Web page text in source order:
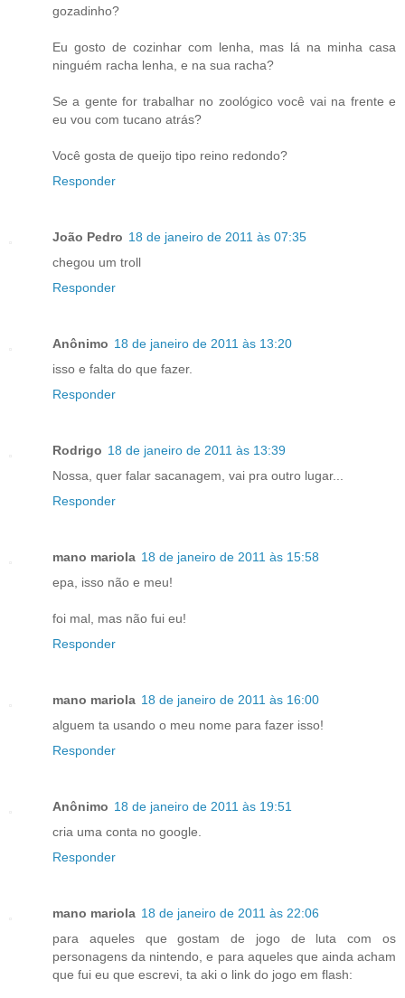
gozadinho?
Eu gosto de cozinhar com lenha, mas lá na minha casa
ninguém racha lenha, e na sua racha?
Se a gente for trabalhar no zoológico você vai na frente e
eu vou com tucano atrás?
Você gosta de queijo tipo reino redondo?
Responder
João Pedro 18 de janeiro de 2011 às 07:35
chegou um troll
Responder
Anônimo 18 de janeiro de 2011 às 13:20
isso e falta do que fazer.
Responder
Rodrigo 18 de janeiro de 2011 às 13:39
Nossa, quer falar sacanagem, vai pra outro lugar...
Responder
mano mariola 18 de janeiro de 2011 às 15:58
epa, isso não e meu!
foi mal, mas não fui eu!
Responder
mano mariola 18 de janeiro de 2011 às 16:00
alguem ta usando o meu nome para fazer isso!
Responder
Anônimo 18 de janeiro de 2011 às 19:51
cria uma conta no google.
Responder
mano mariola 18 de janeiro de 2011 às 22:06
para aqueles que gostam de jogo de luta com os
personagens da nintendo, e para aqueles que ainda acham
que fui eu que escrevi, ta aki o link do jogo em flash: